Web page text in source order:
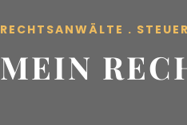
RECHTSANWÄLTE .
MEIN